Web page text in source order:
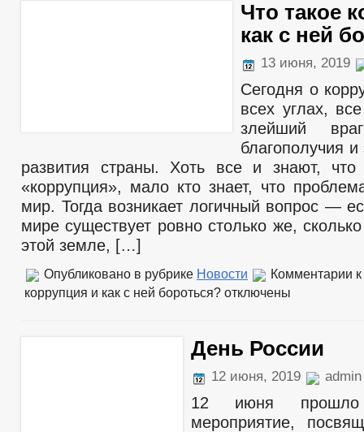
Что такое
как с ней
13 июня, 2019
Сегодня о
всех углах,
злейший
благополучия и
развития страны. Хоть все и знают, что
«коррупция», мало кто знает, что
мир. Тогда возникает логичный вопрос —
мире существует ровно столько же,
этой земле, […]
Опубликовано в рубрике Новости Комментарии
коррупция и как с ней бороться? отключены
День России
12 июня, 2019 admin
12 июня прошло
мероприятие,